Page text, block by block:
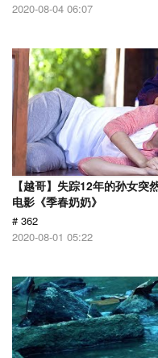
2020-08-04 06:07
【越哥】失踪12年的孙女
电影《季春奶奶》
# 362
2020-08-01 05:22